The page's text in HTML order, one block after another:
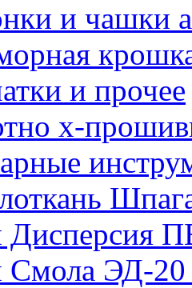
и чашки
и прочее
х-
Дисперсия
Смола ЭД-20